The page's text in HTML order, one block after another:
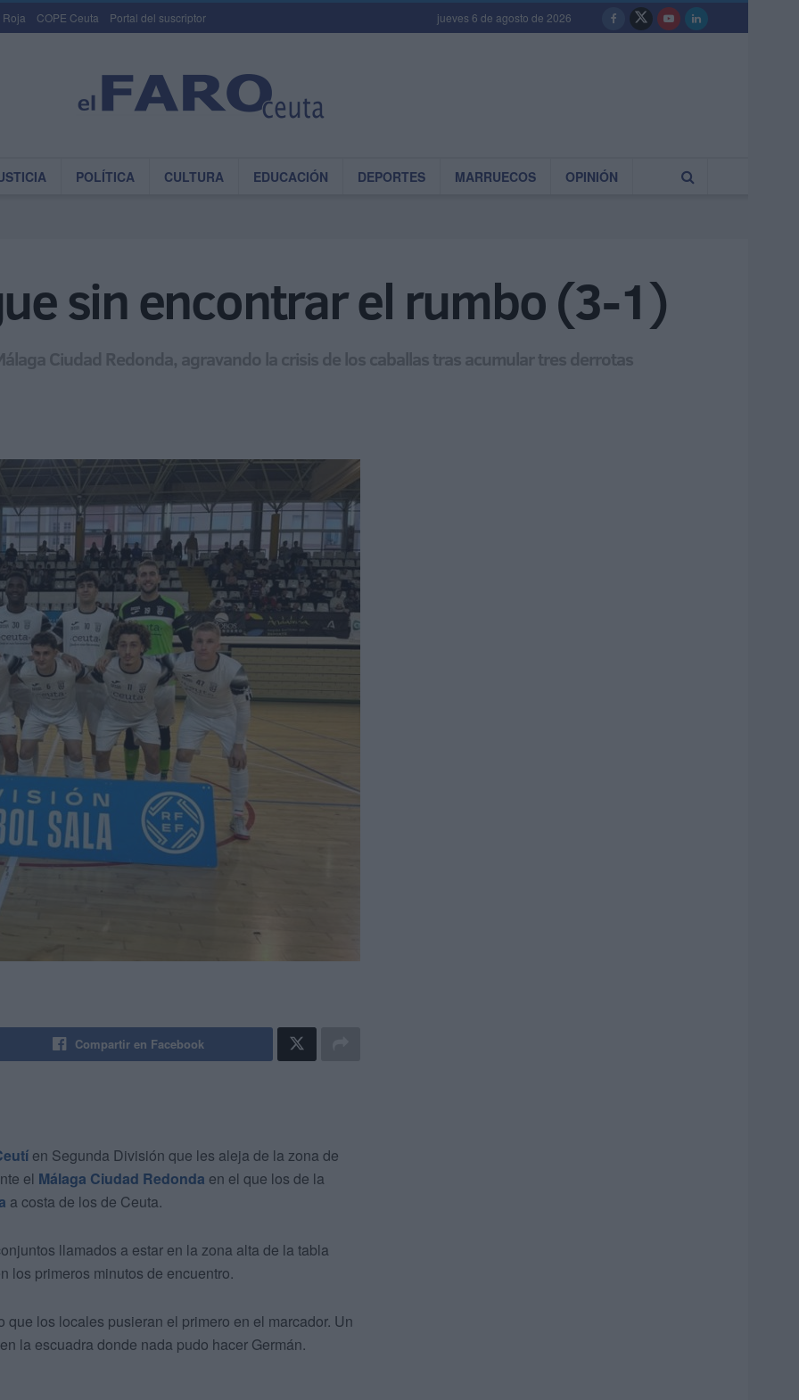
Roja COPE Ceuta Portal del suscriptor jueves 6 de agosto de 2026
POLÍTICA CULTURA EDUCACIÓN DEPORTES MARRUECOS OPINIÓN
sin encontrar el rumbo (3-1)
Ciudad Redonda, agravando la crisis de los caballas tras acumular tres derrotas
Compartir en Facebook
en Segunda División que les aleja de la zona de
el Málaga Ciudad Redonda en el que los de la
a costa de los de Ceuta.
llamados a estar en la zona alta de la tabla
los primeros minutos de encuentro.
los locales pusieran el primero en el marcador. Un
la escuadra donde nada pudo hacer Germán.